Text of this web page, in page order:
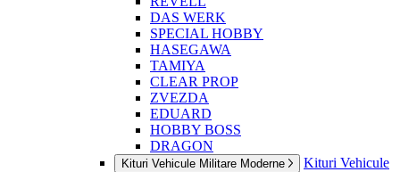
DAS WERK
SPECIAL HOBBY
HASEGAWA
TAMIYA
CLEAR PROP
ZVEZDA
EDUARD
HOBBY BOSS
DRAGON
Kituri Vehicule Militare Moderne
Kituri Vehicule